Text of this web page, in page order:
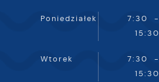
Poniedziałek
7:30 -
15:30
Wtorek
7:30 -
15:30
mogą pojawić się na
lub firm będących naszymi
usług. Firmy te działają
komunikatów mediów